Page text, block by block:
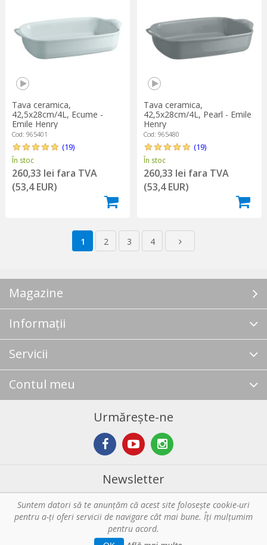
Tava ceramica,
42,5x28cm/4L, Ecume -
Emile Henry
Cod: 965401
(19)
În stoc
260,33 lei fara TVA
(53,4 EUR)
Tava ceramica,
42,5x28cm/4L, Pearl - Emile
Henry
Cod: 965480
(19)
În stoc
260,33 lei fara TVA
(53,4 EUR)
1 2 3 4
Magazine
Informații
Servicii
Contul meu
Urmărește-ne
Newsletter
Abonare
Copyright © 2026 Horeca - Pentru profesionistii din bucatarie. Toate
Suntem datori să te anunţăm că acest site foloseşte cookie-uri
pentru a-ți oferi servicii de navigare cât mai bune. Îţi mulțumim
pentru acord.